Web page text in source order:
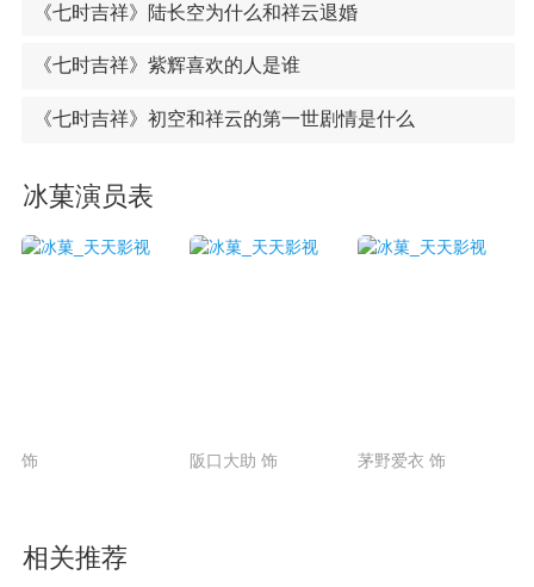
《七时吉祥》陆长空为什么和祥云退婚
《七时吉祥》紫辉喜欢的人是谁
《七时吉祥》初空和祥云的第一世剧情是什么
冰菓演员表
饰 阪口大助 饰 茅野爱衣 饰
相关推荐